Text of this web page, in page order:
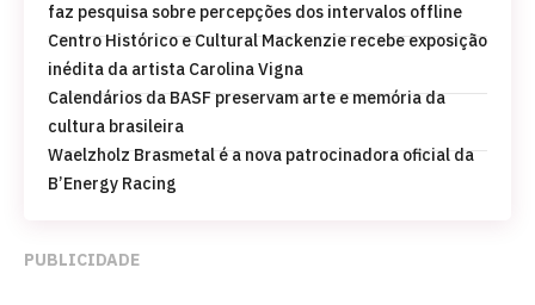
faz pesquisa sobre percepções dos intervalos offline
Centro Histórico e Cultural Mackenzie recebe exposição
inédita da artista Carolina Vigna
Calendários da BASF preservam arte e memória da
cultura brasileira
Waelzholz Brasmetal é a nova patrocinadora oficial da
B’Energy Racing
PUBLICIDADE